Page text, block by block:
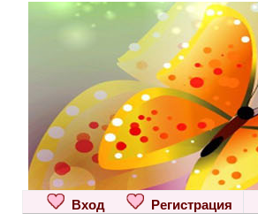
Вход Регистрация